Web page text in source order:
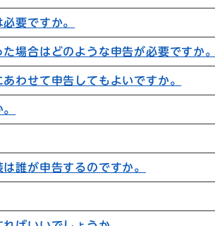
要ですか。
場合はどのような申告が必要ですか
わせて申告してもよいですか。
誰が申告するのですか。